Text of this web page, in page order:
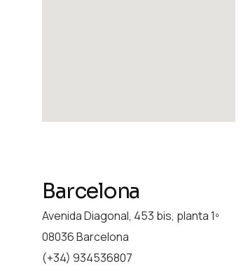
Barcelona
Avenida Diagonal, 453 bis, planta 1º
08036 Barcelona
(+34) 934536807